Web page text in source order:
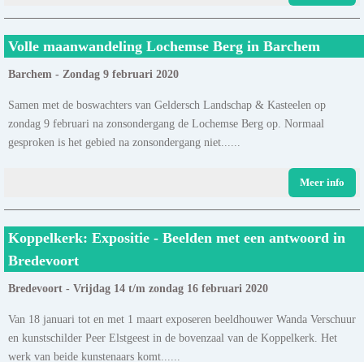
Volle maanwandeling Lochemse Berg in Barchem
Barchem - Zondag 9 februari 2020
Samen met de boswachters van Geldersch Landschap & Kasteelen op
zondag 9 februari na zonsondergang de Lochemse Berg op. Normaal
gesproken is het gebied na zonsondergang niet......
Meer info
Koppelkerk: Expositie - Beelden met een antwoord in
Bredevoort
Bredevoort - Vrijdag 14 t/m zondag 16 februari 2020
Van 18 januari tot en met 1 maart exposeren beeldhouwer Wanda Verschuur
en kunstschilder Peer Elstgeest in de bovenzaal van de Koppelkerk. Het
werk van beide kunstenaars komt......